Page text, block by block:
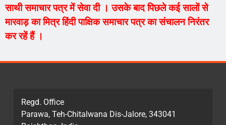
साथी समाचार पत्र में सेवा दी । उसके बाद पिछले कई सालों से
मारवाड़ का मित्र हिंदी पाक्षिक समाचार पत्र का संचालन निरंतर
कर रहें हैं ।
Regd. Office
Parawa, Teh-Chitalwana Dis-Jalore, 343041